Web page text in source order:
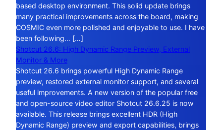
based desktop environment. This solid update brings
many practical improvements across the board, making
COSMIC even more polished and enjoyable to use. I have
been following… […]
Shotcut 26.6: High Dynamic Range Preview, External
Monitor & More
Shotcut 26.6 brings powerful High Dynamic Range
preview, restored external monitor support, and several
useful improvements. A new version of the popular free
and open-source video editor Shotcut 26.6.25 is now
available. This release brings excellent HDR (High
Dynamic Range) preview and export capabilities, brings